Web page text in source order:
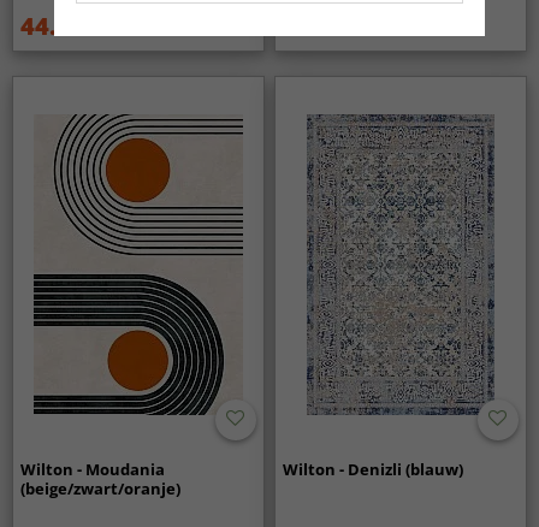
44.99 €
Wilton - Moudania
(beige/zwart/oranje)
Wilton - Denizli (blauw)